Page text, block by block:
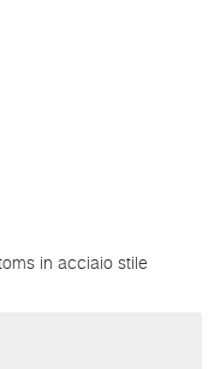
in acciaio stile